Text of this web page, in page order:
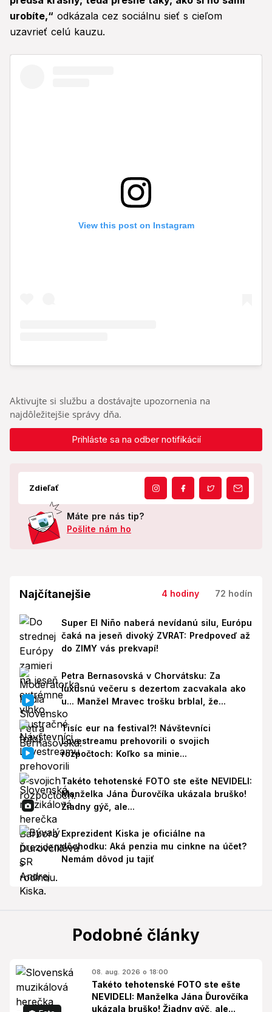
urobíte,“ odkázala cez sociálnu sieť s cieľom
uzavrieť celú kauzu.
Aktivujte si službu a dostávajte upozornenia na
najdôležitejšie správy dňa.
Prihláste sa na odber notifikácií
Zdieľať
Máte pre nás tip?
Pošlite nám ho
Najčítanejšie 4 hodiny 72 hodín
Super El Niño naberá nevídanú silu, Európu
čaká na jeseň divoký ZVRAT: Predpoveď až
do ZIMY vás prekvapí!
Petra Bernasovská v Chorvátsku: Za
luxusnú večeru s dezertom zacvakala ako
u... Manžel Mravec trošku brblal, že...
Tisíc eur na festival?! Návštevníci
Lovestreamu prehovorili o svojich
rozpočtoch: Koľko sa minie...
Takéto tehotenské FOTO ste ešte NEVIDELI:
Manželka Jána Ďurovčíka ukázala bruško!
Žiadny gýč, ale...
Exprezident Kiska je oficiálne na
dôchodku: Aká penzia mu cinkne na účet?
Nemám dôvod ju tajiť
Podobné články
08. aug. 2026 o 18:00
Takéto tehotenské FOTO ste ešte
NEVIDELI: Manželka Jána Ďurovčíka
ukázala bruško! Žiadny gýč, ale...